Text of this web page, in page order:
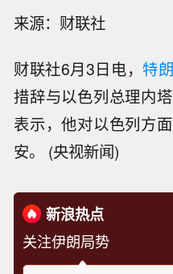
来源：财联社
财联社6月3日电，特
措辞与以色列总理内
表示，他对以色列方
安。 (央视新闻)
新浪热点
关注伊朗局势